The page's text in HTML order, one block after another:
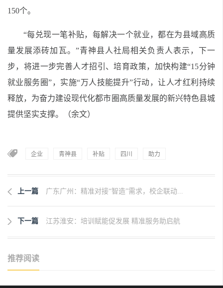
150个。
“每兑现一笔补贴，每解决一个就业，都在为县域高质
量发展添砖加瓦。”青神县人社局相关负责人表示，下一
步，将进一步完善人才招引、培育政策，加快构建“15分钟
就业服务圈”，实施“万人技能提升”行动，让人才红利持续
释放，为奋力建设现代化都市圈高质量发展的新兴特色县城
提供坚实支撑。（余文）
企业 青神县 补贴 四川 助力
上一篇 广东广州：精准对接“智造”需求，校企联动...
下一篇 江苏淮安：培训赋能促发展 精准服务助启航
推荐阅读